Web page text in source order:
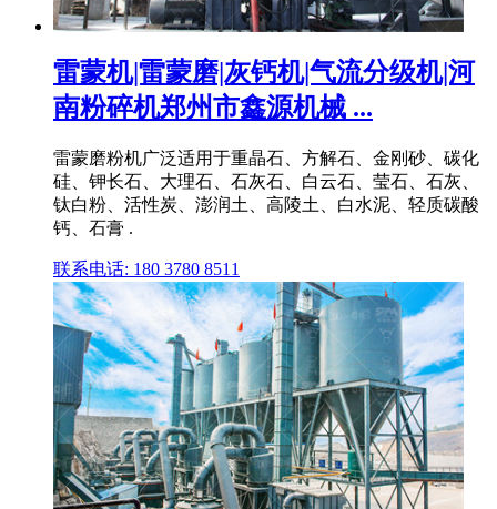
雷蒙机|雷蒙磨|灰钙机|气流分级机|河
南粉碎机郑州市鑫源机械 ...
雷蒙磨粉机广泛适用于重晶石、方解石、金刚砂、碳化
硅、钾长石、大理石、石灰石、白云石、莹石、石灰、
钛白粉、活性炭、澎润土、高陵土、白水泥、轻质碳酸
钙、石膏 .
联系电话: 180 3780 8511